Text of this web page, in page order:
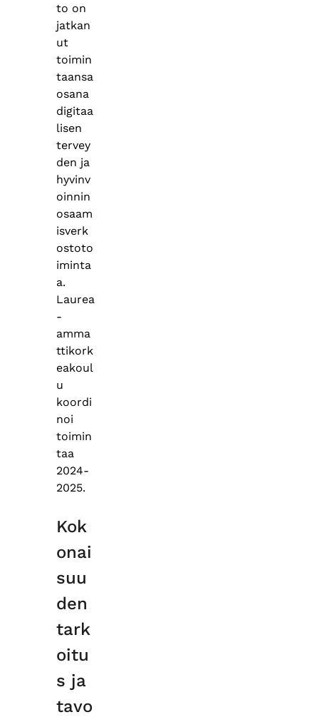
to on
jatkan
ut
toimin
taansa
osana
digitaa
lisen
tervey
den ja
hyvinv
oinnin
osaam
isverk
ostoto
iminta
a.
Laurea
-
amma
ttikork
eakoul
u
koordi
noi
toimin
taa
2024-
2025.
Kok
onai
suu
den
tark
oitu
s ja
tavo